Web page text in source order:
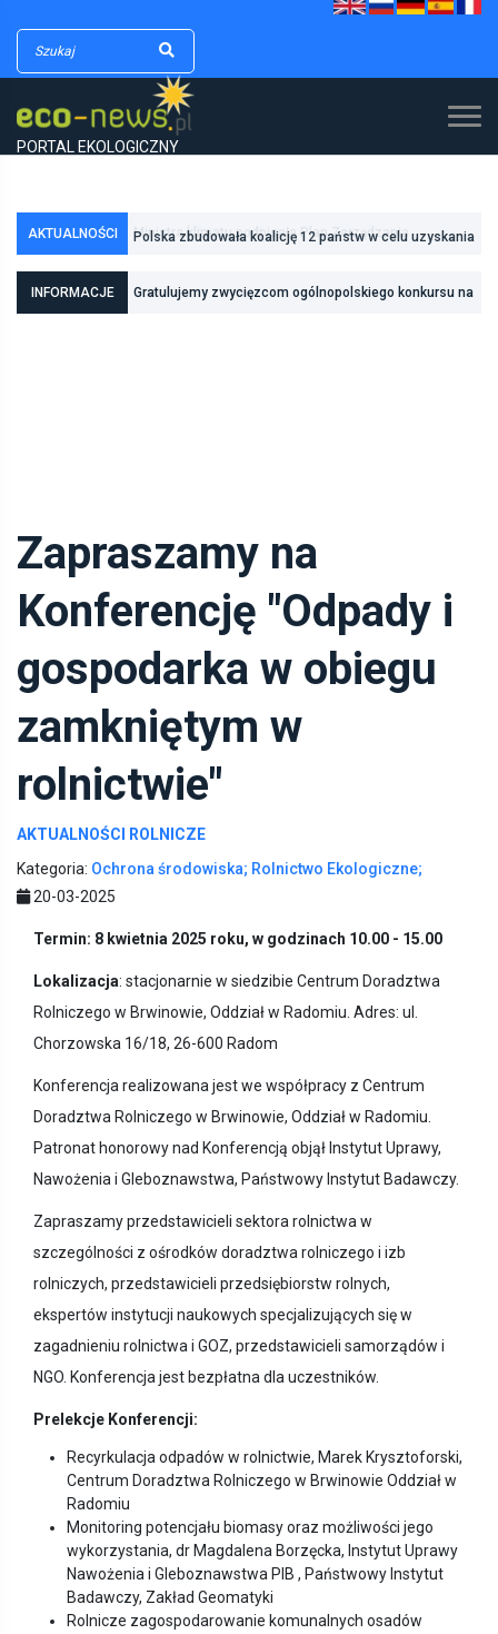
PORTAL EKOLOGICZNY
AKTUALNOŚCI Polska zbudowała koalicję 12 państw w celu uzyskania
INFORMACJE Gratulujemy zwycięzcom ogólnopolskiego konkursu na
Zapraszamy na
Konferencję "Odpady i
gospodarka w obiegu
zamkniętym w
rolnictwie"
AKTUALNOŚCI ROLNICZE
Kategoria: Ochrona środowiska; Rolnictwo Ekologiczne;
20-03-2025
Termin: 8 kwietnia 2025 roku, w godzinach 10.00 - 15.00
Lokalizacja: stacjonarnie w siedzibie Centrum Doradztwa
Rolniczego w Brwinowie, Oddział w Radomiu. Adres: ul.
Chorzowska 16/18, 26-600 Radom
Konferencja realizowana jest we współpracy z Centrum
Doradztwa Rolniczego w Brwinowie, Oddział w Radomiu.
Patronat honorowy nad Konferencją objął Instytut Uprawy,
Nawożenia i Gleboznawstwa, Państwowy Instytut Badawczy.
Zapraszamy przedstawicieli sektora rolnictwa w
szczególności z ośrodków doradztwa rolniczego i izb
rolniczych, przedstawicieli przedsiębiorstw rolnych,
ekspertów instytucji naukowych specjalizujących się w
zagadnieniu rolnictwa i GOZ, przedstawicieli samorządów i
NGO. Konferencja jest bezpłatna dla uczestników.
Prelekcje Konferencji:
Recyrkulacja odpadów w rolnictwie, Marek Krysztoforski,
Centrum Doradztwa Rolniczego w Brwinowie Oddział w
Radomiu
Monitoring potencjału biomasy oraz możliwości jego
wykorzystania, dr Magdalena Borzęcka, Instytut Uprawy
Nawożenia i Gleboznawstwa PIB , Państwowy Instytut
Badawczy, Zakład Geomatyki
Rolnicze zagospodarowanie komunalnych osadów